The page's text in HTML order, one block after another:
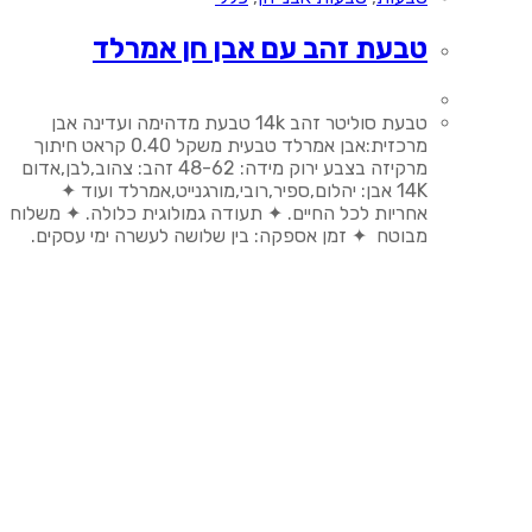
טבעת זהב עם אבן חן אמרלד
טבעת סוליטר זהב 14k טבעת מדהימה ועדינה אבן
מרכזית:אבן אמרלד טבעית משקל 0.40 קראט חיתוך
מרקיזה בצבע ירוק מידה: 48-62 זהב: צהוב,לבן,אדום
14K אבן: יהלום,ספיר,רובי,מורגנייט,אמרלד ועוד ✦
אחריות לכל החיים. ✦ תעודה גמולוגית כלולה. ✦ משלוח
מבוטח ✦ זמן אספקה: בין שלושה לעשרה ימי עסקים.